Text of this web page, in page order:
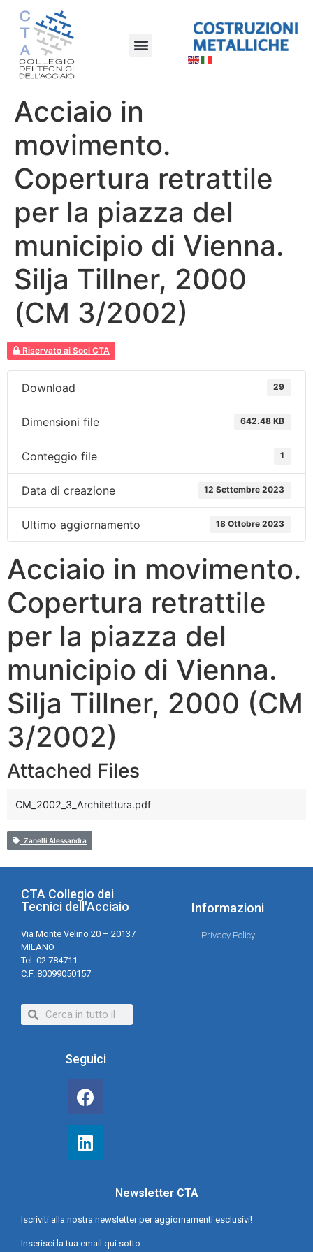
Acciaio in
movimento.
Copertura retrattile
per la piazza del
municipio di Vienna.
Silja Tillner, 2000
(CM 3/2002)
Riservato ai Soci CTA
Download 29
Dimensioni file 642.48 KB
Conteggio file 1
Data di creazione 12 Settembre 2023
Ultimo aggiornamento 18 Ottobre 2023
Acciaio in movimento.
Copertura retrattile
per la piazza del
municipio di Vienna.
Silja Tillner, 2000 (CM
3/2002)
Attached Files
CM_2002_3_Architettura.pdf
Zanelli Alessandra
CTA Collegio dei
Tecnici dell'Acciaio
Via Monte Velino 20 – 20137
MILANO
Tel. 02.784711
C.F. 80099050157
Informazioni
Privacy Policy
Seguici
Newsletter CTA
Iscriviti alla nostra newsletter per aggiornamenti esclusivi!
Inserisci la tua email qui sotto.